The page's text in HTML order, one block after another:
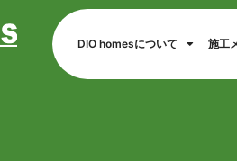
DIO homesについて 施工